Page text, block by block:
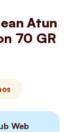
Atun
70 GR
Web